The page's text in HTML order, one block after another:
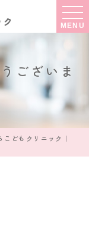
MENU
ございま
どもクリニック｜